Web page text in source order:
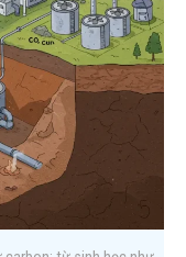
kết Net Zero và